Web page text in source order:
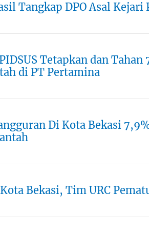
Tangkap DPO Asal Kejari
Tetapkan dan Tahan
di PT Pertamina
Di Kota Bekasi
Bekasi, Tim URC